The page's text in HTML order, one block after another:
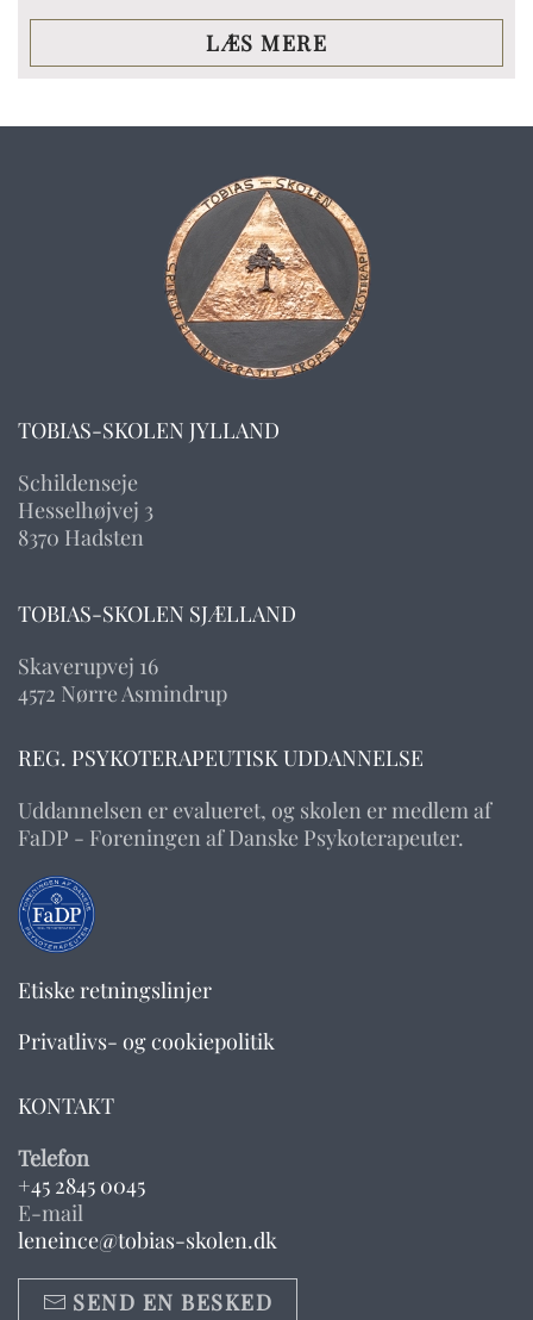
LÆS MERE
TOBIAS-SKOLEN JYLLAND
Schildenseje
Hesselhøjvej 3
8370 Hadsten
TOBIAS-SKOLEN SJÆLLAND
Skaverupvej 16
4572 Nørre Asmindrup
REG. PSYKOTERAPEUTISK UDDANNELSE
Uddannelsen er evalueret, og skolen er medlem af
FaDP - Foreningen af Danske Psykoterapeuter.
Etiske retningslinjer
Privatlivs- og cookiepolitik
KONTAKT
Telefon
+45 2845 0045
E-mail
leneince@tobias-skolen.dk
SEND EN BESKED